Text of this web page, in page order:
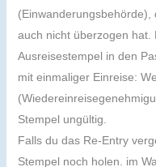
(Einwanderungsbehörde),
auch nicht überzogen hat.
Ausreisestempel in den
mit einmaliger Einreise:
Stempel ungültig.
Falls du das Re-Entry
Stempel noch holen. im